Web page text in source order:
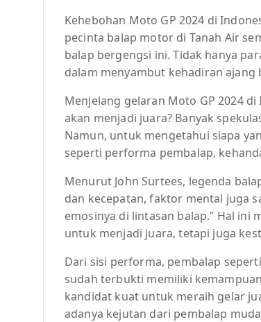
Kehebohan Moto GP 2024 di
pecinta balap motor di Tanah Air
balap bergengsi ini. Tidak hanya
dalam menyambut kehadiran ajang
Menjelang gelaran Moto GP 2024
akan menjadi juara? Banyak
Namun, untuk mengetahui siapa
seperti performa pembalap,
Menurut John Surtees, legenda
dan kecepatan, faktor mental juga
emosinya di lintasan balap.” Hal
untuk menjadi juara, tetapi juga
Dari sisi performa, pembalap
sudah terbukti memiliki
kandidat kuat untuk meraih gelar
adanya kejutan dari pembalap